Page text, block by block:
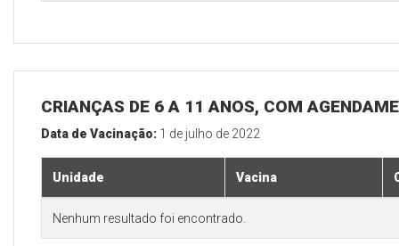
CRIANÇAS DE 6 A 11 ANOS, COM
Data de Vacinação: 1 de julho de 2022
Unidade Vacina
Nenhum resultado foi encontrado.